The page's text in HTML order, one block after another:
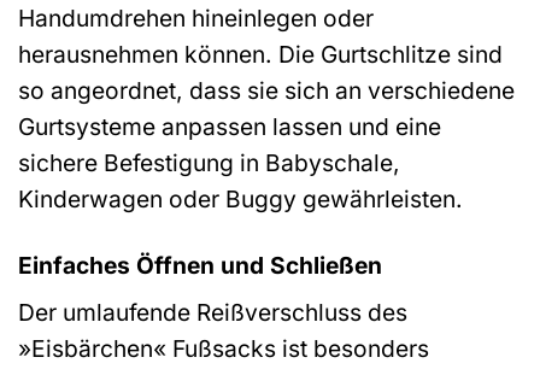
Handumdrehen hineinlegen oder
herausnehmen können. Die Gurtschlitze sind
so angeordnet, dass sie sich an verschiedene
Gurtsysteme anpassen lassen und eine
sichere Befestigung in Babyschale,
Kinderwagen oder Buggy gewährleisten.
Einfaches Öffnen und Schließen
Der umlaufende Reißverschluss des
»Eisbärchen« Fußsacks ist besonders